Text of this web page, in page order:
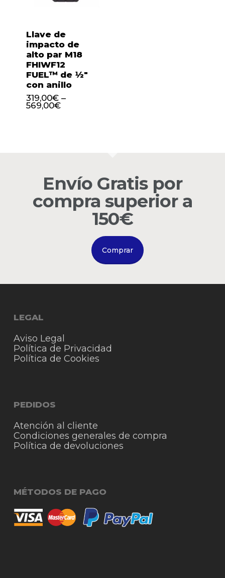
Llave de
impacto de
alto par M18
FHIWF12
FUEL™ de ½″
con anillo
319,00€–
569,00€
Envío Gratis por
compra superior a
150€
Comprar
LEGAL
Aviso Legal
Política de Privacidad
Política de Cookies
PEDIDOS
Atención al cliente
Condiciones generales de compra
Política de devoluciones
MÉTODOS DE PAGO